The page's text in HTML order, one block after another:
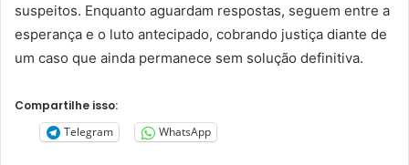
suspeitos. Enquanto aguardam respostas, seguem entre a
esperança e o luto antecipado, cobrando justiça diante de
um caso que ainda permanece sem solução definitiva.
Compartilhe isso:
Telegram
WhatsApp